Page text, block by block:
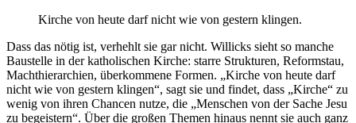
Kirche von heute darf nicht wie von gestern klingen.
Dass das nötig ist, verhehlt sie gar nicht. Willicks sieht so manche
Baustelle in der katholischen Kirche: starre Strukturen, Reformstau,
Machthierarchien, überkommene Formen. „Kirche von heute darf
nicht wie von gestern klingen“, sagt sie und findet, dass „Kirche“ zu
wenig von ihren Chancen nutze, die „Menschen von der Sache Jesu
zu begeistern“. Über die großen Themen hinaus nennt sie auch ganz